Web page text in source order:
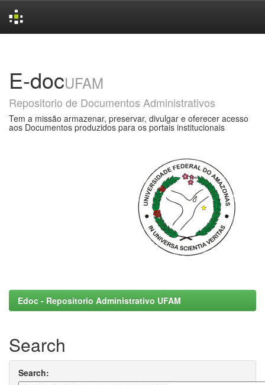
E-docUFAM
Repositorio de Documentos Administrativos
Tem a missão armazenar, preservar, divulgar e oferecer acesso
aos Documentos produzidos para os portais institucionais
Edoc - Repositorio Administrativo UFAM
Search
Search: